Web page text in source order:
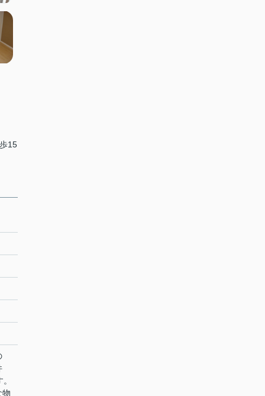
15
物